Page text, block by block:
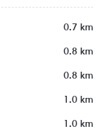
0.7 km
0.8 km
0.8 km
1.0 km
1.0 km